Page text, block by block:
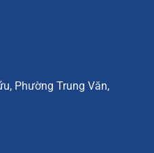
Phường Trung Văn,